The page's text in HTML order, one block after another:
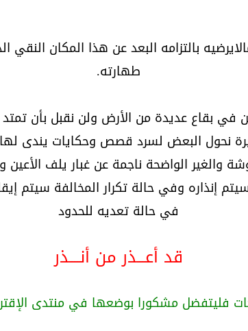
بالتزامه البعد عن هذا المكان
طهارته.
بقاع عديدة من الأرض ولن نقبل بأن
نحول البعض لسرد قصص وحكايات يندى
والغير الواضحة ناجمة عن غبار يلف الأعين
إنذاره وفي حالة تكرار المخالفة سيتم
في حالة تعديه للحدود
قد أعـــذر من أنــــذر